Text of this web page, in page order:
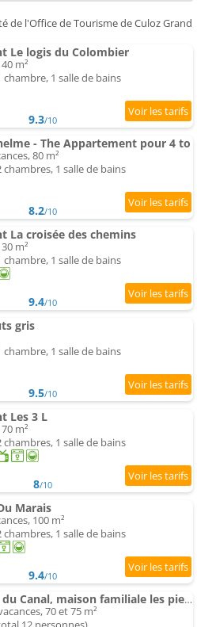
de l'Office de Tourisme de Culoz Grand
Le logis du Colombier
m²
chambre, 1 salle de bains
9.3/10
- The Appartement pour 4 to
80 m²
chambres, 1 salle de bains
8.2/10
La croisée des chemins
m²
chambre, 1 salle de bains
9.4/10
gris
chambre, 1 salle de bains
9.5/10
Les 3 L
m²
chambres, 1 salle de bains
8/10
Marais
100 m²
chambres, 1 salle de bains
9.4/10
Les Granges du Canal, maison familiale les pieds dans l'eau
70 et 75 m²